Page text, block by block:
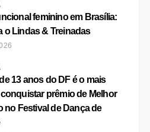
feminino em Brasília:
o Lindas & Treinadas
13 anos do DF é o mais
prêmio de Melhor
no Festival de Dança de